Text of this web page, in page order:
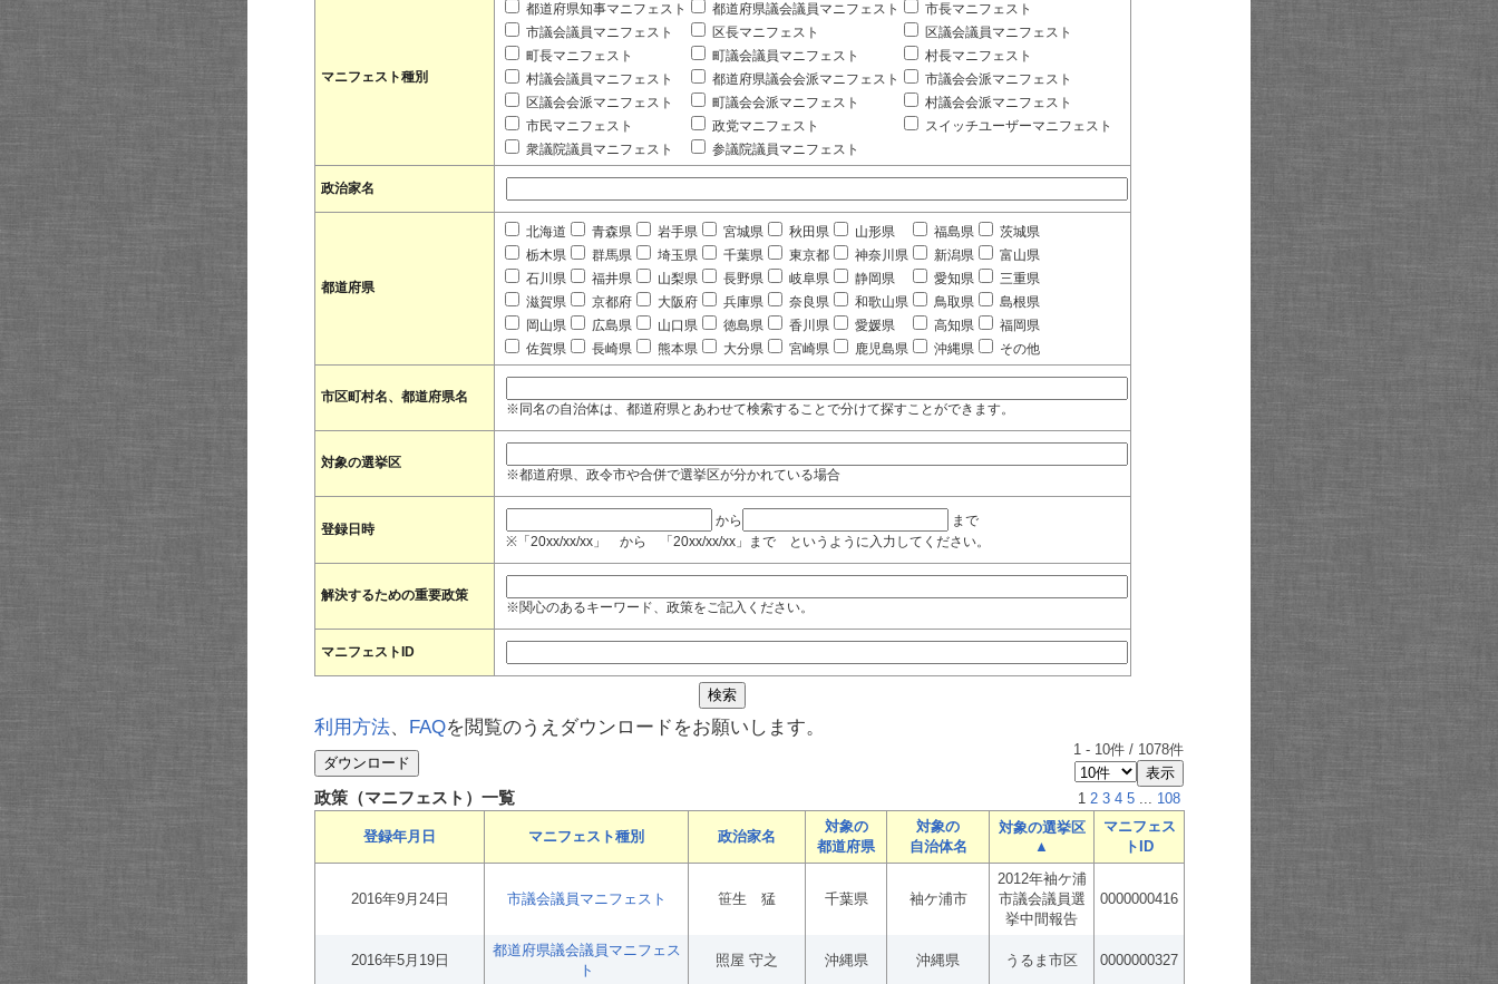
マニフェスト種別
都道府県知事マニフェスト 都道府県議会議員マニフェスト
市長マニフェスト
市議会議員マニフェスト
区長マニフェスト
区議会議員マニフェスト
町長マニフェスト
町議会議員マニフェスト
村長マニフェスト
村議会議員マニフェスト
都道府県議会会派マニフェスト
市議会会派マニフェスト
区議会会派マニフェスト
町議会会派マニフェスト
村議会会派マニフェスト
市民マニフェスト
政党マニフェスト
スイッチユーザーマニフェスト
衆議院議員マニフェスト
参議院議員マニフェスト
政治家名
都道府県
北海道 青森県 岩手県 宮城県 秋田県 山形県 福島県
茨城県
栃木県
群馬県 埼玉県 千葉県 東京都 神奈川県 新潟県
富山県
石川県
福井県 山梨県 長野県 岐阜県 静岡県 愛知県
三重県
滋賀県
京都府 大阪府 兵庫県 奈良県 和歌山県 鳥取県
島根県
岡山県
広島県 山口県 徳島県 香川県 愛媛県 高知県
福岡県
佐賀県
長崎県 熊本県 大分県 宮崎県 鹿児島県 沖縄県 その他
市区町村名、都道府県名
※同名の自治体は、都道府県とあわせて検索することで分けて探すことができます。
対象の選挙区
※都道府県、政令市や合併で選挙区が分かれている場合
登録日時
から
まで
※「20xx/xx/xx」 から 「20xx/xx/xx」まで というように入力してください。
解決するための重要政策
※関心のあるキーワード、政策をご記入ください。
マニフェストID
利用方法、 FAQを閲覧のうえダウンロードをお願いします。
1 - 10件 / 1078件
政策（マニフェスト）一覧 1 2 3 4 5 ... 108
登録年月日 マニフェスト種別 政治家名
対象の
都道府県
対象の
自治体名
対象の選挙区
▲
マニフェス
トID
2016年9月24日 市議会議員マニフェスト 笹生 猛 千葉県 袖ケ浦市
2012年袖ケ浦
市議会議員選
挙中間報告
0000000416
2016年5月19日
都道府県議会議員マニフェス
ト
照屋 守之 沖縄県 沖縄県 うるま市区 0000000327